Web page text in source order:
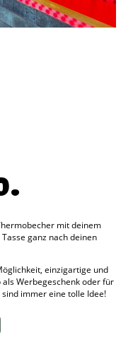
mit deinem
ganz nach deinen
einzigartige und
Werbegeschenk oder für
immer eine tolle Idee!